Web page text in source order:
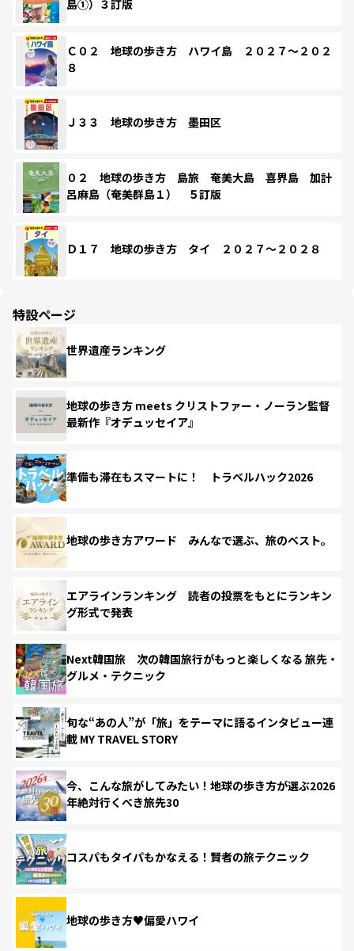
島①）３訂版
Ｃ０２ 地球の歩き方 ハワイ島 ２０２７～２０２
８
Ｊ３３ 地球の歩き方 墨田区
０２ 地球の歩き方 島旅 奄美大島 喜界島 加計
呂麻島（奄美群島１） ５訂版
Ｄ１７ 地球の歩き方 タイ ２０２７～２０２８
特設ページ
世界遺産ランキング
地球の歩き方 meets クリストファー・ノーラン監督
最新作『オデュッセイア』
準備も滞在もスマートに！ トラベルハック2026
地球の歩き方アワード みんなで選ぶ、旅のベスト。
エアラインランキング 読者の投票をもとにランキン
グ形式で発表
Next韓国旅 次の韓国旅行がもっと楽しくなる 旅先・
グルメ・テクニック
旬な“あの人”が「旅」をテーマに語るインタビュー連
載 MY TRAVEL STORY
今、こんな旅がしてみたい！地球の歩き方が選ぶ2026
年絶対行くべき旅先30
コスパもタイパもかなえる！賢者の旅テクニック
地球の歩き方♥偏愛ハワイ